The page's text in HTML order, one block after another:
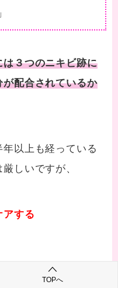
３つのニキビ跡に
配合されているか
以上も経っている
しいですが、
アする
ビ跡を改善するこ
TOPへ